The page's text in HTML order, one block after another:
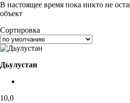
В настоящее время пока никто не
объект
Сортировка
Дьулустан
10,0